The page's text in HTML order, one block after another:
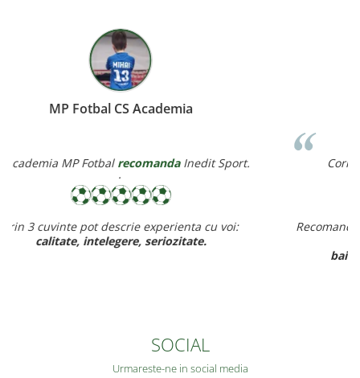
Miereanu Corina
Corina Violeta Miereanrecomanda Inedit Sport.
Recomand cu drag inedit sport pt rapiditate, calitate si pret
ff bun,
SOCIAL
Urmareste-ne in social media